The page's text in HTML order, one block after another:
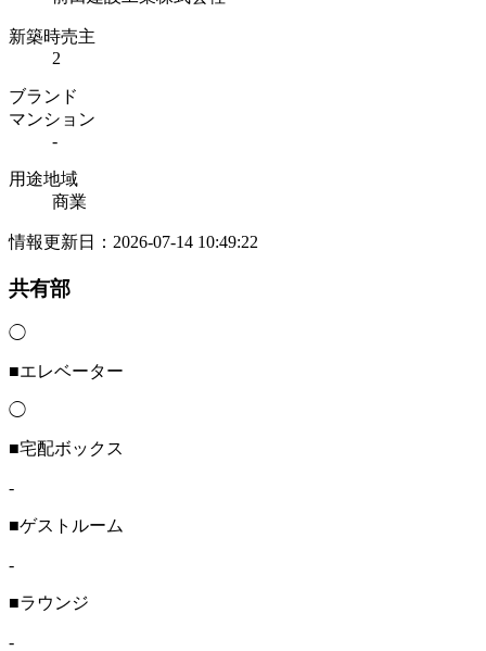
新築時売主
2
ブランド
マンション
-
用途地域
商業
情報更新日：2026-07-14 10:49:22
共有部
◯
■エレベーター
◯
■宅配ボックス
-
■ゲストルーム
-
■ラウンジ
-